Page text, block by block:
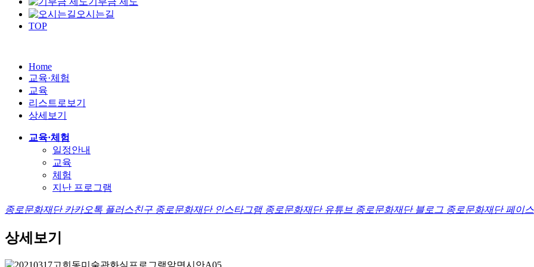
오시는길
TOP
Home
교육·체험
교육
리스트로보기
상세보기
교육·체험
일정안내
교육
체험
지난 프로그램
종로문화재단 카카오톡 플러스친구 종로문화재단 인스타그램 종로문화재단 유튜브 종로문화재단 블로그 종로문화재단 페이
상세보기